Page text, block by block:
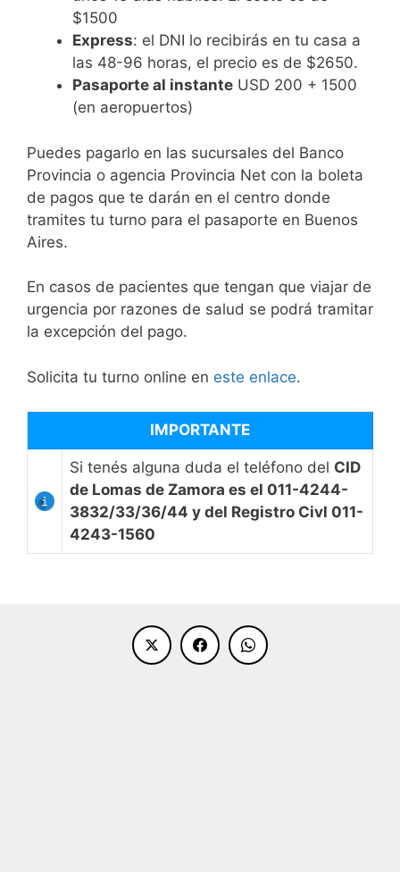
$1500
Express: el DNI lo recibirás en tu casa a
las 48-96 horas, el precio es de $2650.
Pasaporte al instante USD 200 + 1500
(en aeropuertos)
Puedes pagarlo en las sucursales del Banco
Provincia o agencia Provincia Net con la boleta
de pagos que te darán en el centro donde
tramites tu turno para el pasaporte en Buenos
Aires.
En casos de pacientes que tengan que viajar de
urgencia por razones de salud se podrá tramitar
la excepción del pago.
Solicita tu turno online en este enlace.
IMPORTANTE
Si tenés alguna duda el teléfono del CID
de Lomas de Zamora es el 011-4244-
3832/33/36/44 y del Registro Civl 011-
4243-1560